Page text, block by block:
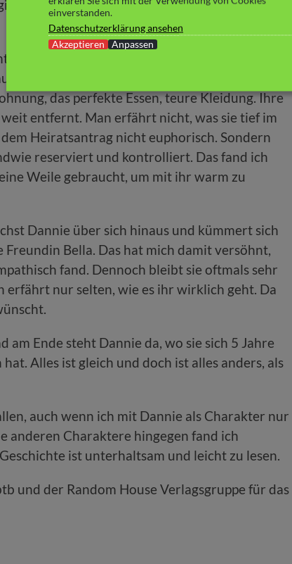
mit dieser Begegnung, ihr das Leben, bzw.
sympathisch. Ihr Leben ist so
um den perfekten Job mit möglichst guter
das perfekte Essen, teure Kleidung. Ihre
entfernt. Man erfährt nicht, was sie tief im
Heiratsantrag nicht euphorisch. Sondern
reserviert und kontrolliert. Das fand ich
Weile gebraucht, um mit ihr warm zu
Dannie über sich hinaus und kümmert sich
Bella. Das hat mich damit versöhnt,
fand. Dennoch bleibt sie oftmals sehr
nur selten, wie es ihr wirklich geht. Da
am Ende steht Dannie da, wo sie sich 5 Jahre
Alles ist gleich und doch ist alles anders, als
auch wenn ich mit Dannie als Charakter nur
anderen Charaktere hingegen fand ich
ist unterhaltsam und leicht zu lesen.
und der Random House Verlagsgruppe für das
einverstanden.
Datenschutzerklärung ansehen
Akzeptieren
Anpassen